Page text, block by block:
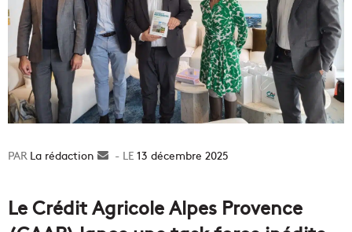
La rédaction
Envoyer13 décembre 2025
Le Crédit Agricole Alpes Provence